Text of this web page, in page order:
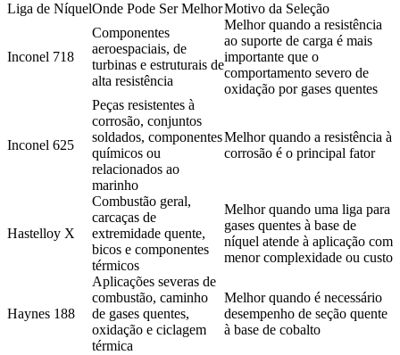
Liga de NíquelOnde Pode Ser MelhorMotivo da Seleção
Inconel 718
Componentes
aeroespaciais, de
turbinas e estruturais de
alta resistência
Melhor quando a resistência
ao suporte de carga é mais
importante que o
comportamento severo de
oxidação por gases quentes
Inconel 625
Peças resistentes à
corrosão, conjuntos
soldados, componentes
químicos ou
relacionados ao
marinho
Melhor quando a resistência à
corrosão é o principal fator
Hastelloy X
Combustão geral,
carcaças de
extremidade quente,
bicos e componentes
térmicos
Melhor quando uma liga para
gases quentes à base de
níquel atende à aplicação com
menor complexidade ou custo
Haynes 188
Aplicações severas de
combustão, caminho
de gases quentes,
oxidação e ciclagem
térmica
Melhor quando é necessário
desempenho de seção quente
à base de cobalto